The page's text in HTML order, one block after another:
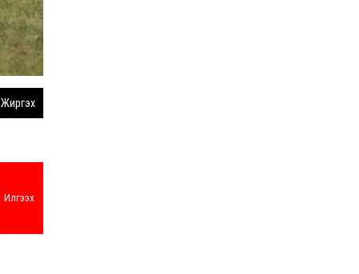
Жиргэх
Илгээх